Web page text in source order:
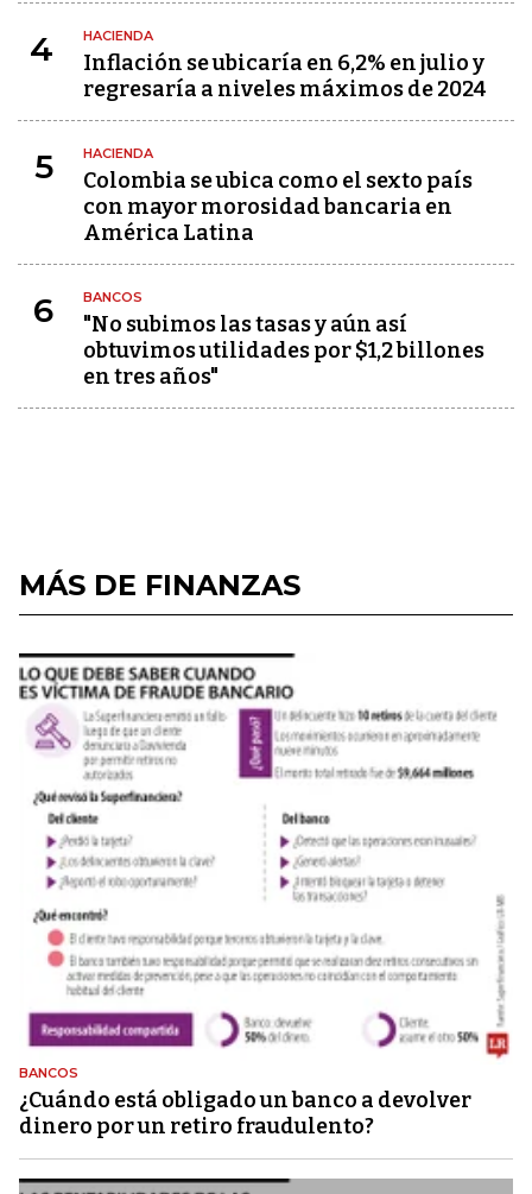
4 HACIENDA
Inflación se ubicaría en 6,2% en julio y
regresaría a niveles máximos de 2024
5 HACIENDA
Colombia se ubica como el sexto país
con mayor morosidad bancaria en
América Latina
6 BANCOS
"No subimos las tasas y aún así
obtuvimos utilidades por $1,2 billones
en tres años"
MÁS DE FINANZAS
BANCOS
¿Cuándo está obligado un banco a devolver
dinero por un retiro fraudulento?